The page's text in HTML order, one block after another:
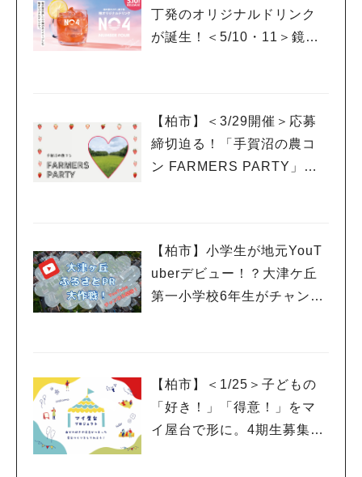
丁発のオリジナルドリンク
が誕生！＜5/10・11＞鏡開
【柏市】＜3/29開催＞応募
締切迫る！「手賀沼の農コ
ン FARMERS PARTY」に
【柏市】小学生が地元YouT
uberデビュー！？大津ケ丘
第一小学校6年生がチャンネ
【柏市】＜1/25＞子どもの
「好き！」「得意！」をマ
イ屋台で形に。4期生募集の